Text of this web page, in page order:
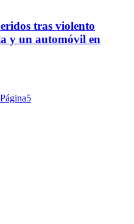
tras violento
y un automóvil en
Página5